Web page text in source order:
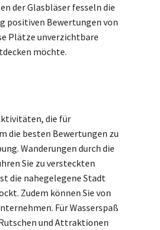
der Glasbläser fesseln die
positiven Bewertungen von
Plätze unverzichtbare
möchte.
die für
die besten Bewertungen zu
Wanderungen durch die
Sie zu versteckten
die nahegelegene Stadt
Zudem können Sie von
Für Wasserspaß
und Attraktionen